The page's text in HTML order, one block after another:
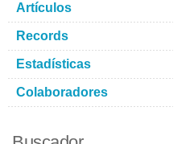
Artículos
Records
Estadísticas
Colaboradores